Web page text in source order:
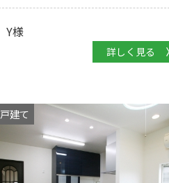
Y様
詳しく見る
戸建て